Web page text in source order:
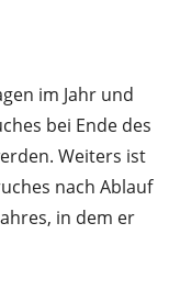
im Jahr und
bei Ende des
Weiters ist
nach Ablauf
in dem er